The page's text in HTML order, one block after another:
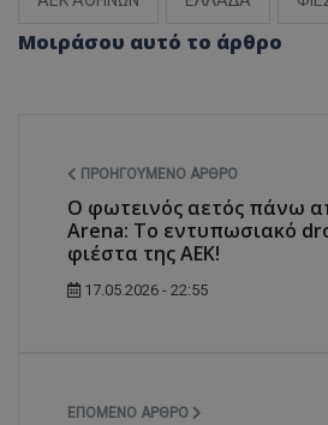
Μοιράσου αυτό το άρθρο
ΠΡΟΗΓΟΎΜΕΝΟ ΆΡΘΡΟ
Ο φωτεινός αετός πάνω
Arena: Το εντυπωσιακό
φιέστα της ΑΕΚ!
17.05.2026 - 22:55
ΕΠΌΜΕΝΟ ΆΡΘΡΟ